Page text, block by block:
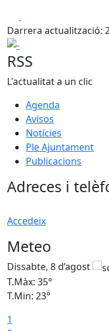
Darrera actualització:
-
RSS
L'actualitat a un clic
Agenda
Avisos
Notícies
Ple Ajuntament
Publicacions
Adreces i
Accedeix
Meteo
Dissabte, 8 d’agost
T.Màx: 35°
T.Min: 23°
1